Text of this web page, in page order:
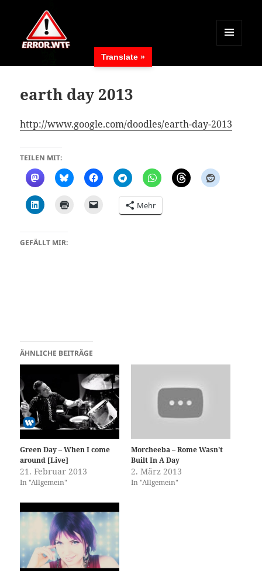
MENÜ
WIDGETS
earth day 2013
http://www.google.com/doodles/earth-day-2013
TEILEN MIT:
Mehr
GEFÄLLT MIR:
ÄHNLICHE BEITRÄGE
Green Day – When I come
around [Live]
21. Februar 2013
In "Allgemein"
Morcheeba – Rome Wasn’t
Built In A Day
2. März 2013
In "Allgemein"
Translate »